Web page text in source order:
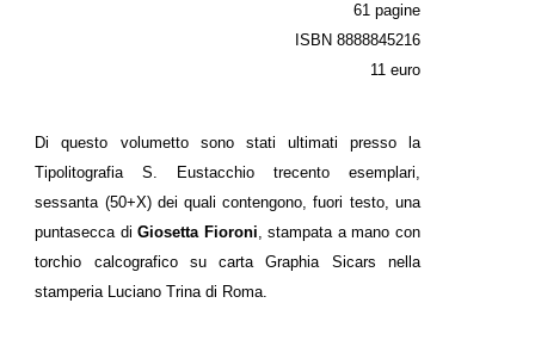
61 pagine
ISBN 8888845216
11 euro
Di questo volumetto sono stati ultimati presso la
Tipolitografia S. Eustacchio trecento esemplari,
sessanta (50+X) dei quali contengono, fuori testo, una
puntasecca diGiosetta Fioroni , stampata a mano con
torchio calcografico su carta Graphia Sicars nella
stamperia Luciano Trina di Roma.